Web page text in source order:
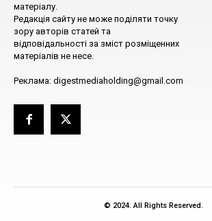
матеріалу.
Редакція сайту не може поділяти точку
зору авторів статей та
відповідальності за зміст розміщенних
матеріалів не несе.
Реклама: digestmediaholding@gmail.com
© 2024. All Rights Reserved.